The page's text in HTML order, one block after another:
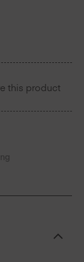
this product